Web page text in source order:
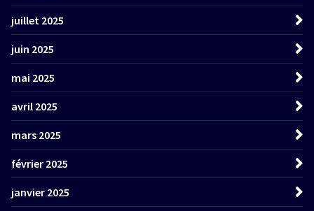
juillet 2025
juin 2025
mai 2025
avril 2025
mars 2025
février 2025
janvier 2025